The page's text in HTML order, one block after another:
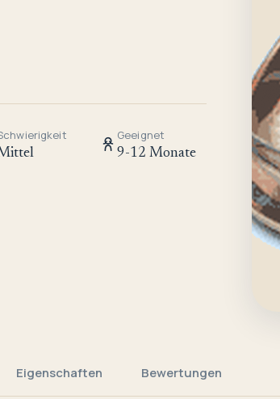
Geeignet
9-12 Monate
Eigenschaften Bewertungen